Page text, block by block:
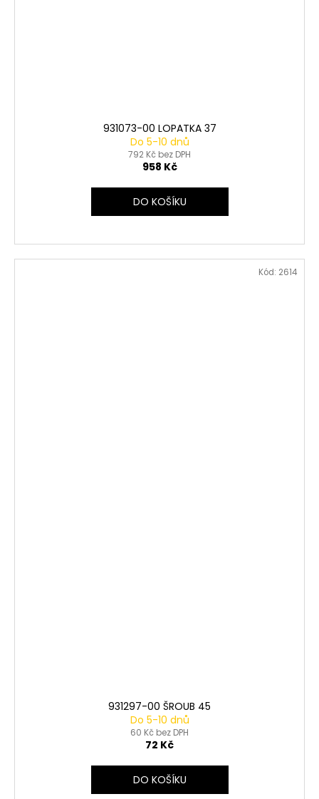
931073-00 LOPATKA 37
Do 5-10 dnů
792 Kč bez DPH
958 Kč
DO KOŠÍKU
931297-00 ŠROUB 45
Do 5-10 dnů
60 Kč bez DPH
72 Kč
DO KOŠÍKU
Kód: 2614